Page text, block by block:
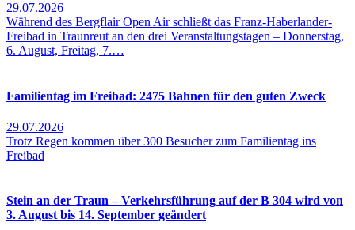
29.07.2026
Während des Bergflair Open Air schließt das Franz-Haberlander-
Freibad in Traunreut an den drei Veranstaltungstagen – Donnerstag,
6. August, Freitag, 7.…
Familientag im Freibad: 2475 Bahnen für den guten Zweck
29.07.2026
Trotz Regen kommen über 300 Besucher zum Familientag ins
Freibad
Stein an der Traun – Verkehrsführung auf der B 304 wird von
3. August bis 14. September geändert